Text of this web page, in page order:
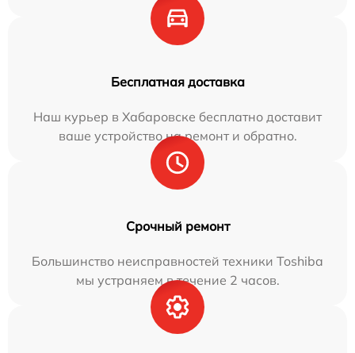
Бесплатная доставка
Наш курьер в Хабаровске бесплатно доставит
ваше устройство на ремонт и обратно.
Срочный ремонт
Большинство неисправностей техники Toshiba
мы устраняем в течение 2 часов.